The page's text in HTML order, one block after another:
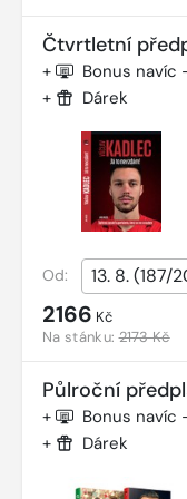
Čtvrtletní
+ Bonus navíc
+ Dárek
Od:
2166 Kč
Na stánku:2173 Kč
Půlroční
+ Bonus navíc
+ Dárek